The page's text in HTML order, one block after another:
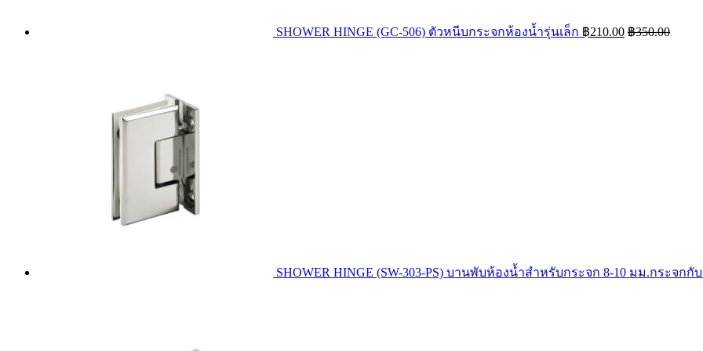
SHOWER HINGE (GC-506) ตัวหนีบกระจกห้องน้ำรุ่นเล็ก ฿210.00 ฿350.00
SHOWER HINGE (SW-303-PS) บานพับห้องน้ำสำหรับกระจก 8-10 มม.กระจกกั